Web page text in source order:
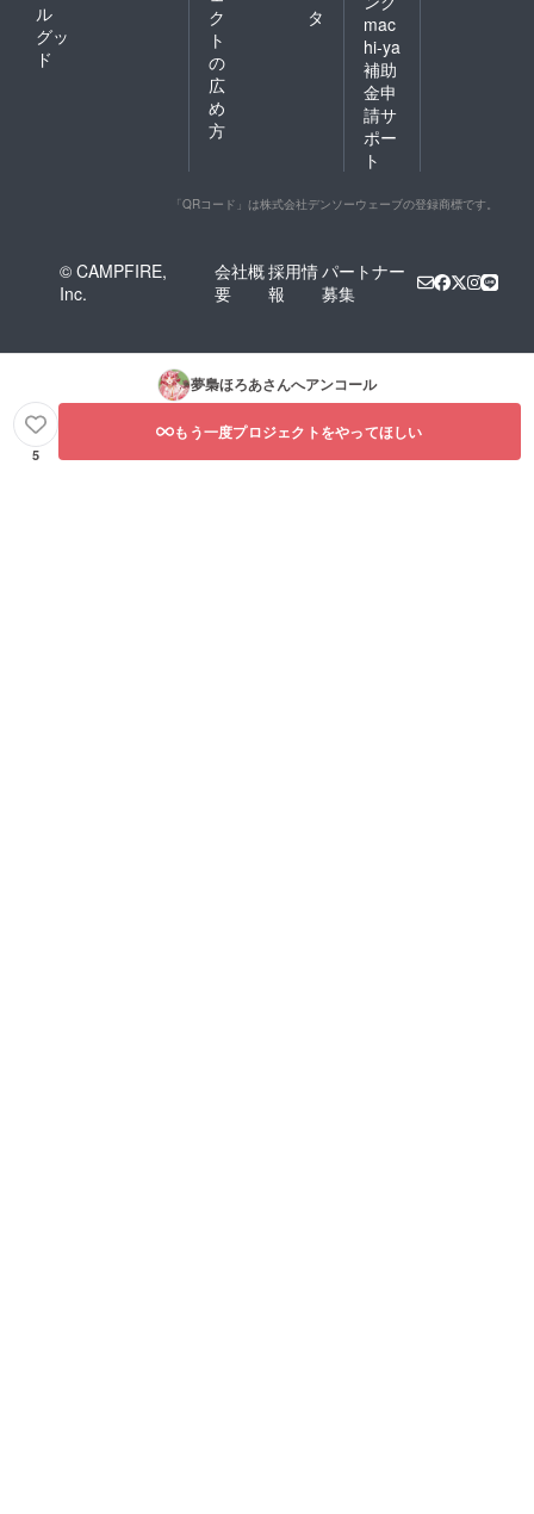
ル
グッ
ド
ク
ト
の
広
め
方
タ
mac
hi-ya
補助
金申
請サ
ポー
ト
「QRコード」は株式会社デンソーウェーブの登録商標です。
© CAMPFIRE,
Inc.
会社概
要
採用情
報
パートナー
募集
夢梟ほろあさんへアンコール
5
もう一度プロジェクトをやってほしい